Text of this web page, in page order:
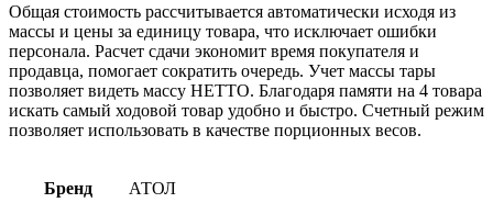
Общая стоимость рассчитывается автоматически исходя из
массы и цены за единицу товара, что исключает ошибки
персонала. Расчет сдачи экономит время покупателя и
продавца, помогает сократить очередь. Учет массы тары
позволяет видеть массу НЕТТО. Благодаря памяти на 4 товара
искать самый ходовой товар удобно и быстро. Счетный режим
позволяет использовать в качестве порционных весов.
Бренд АТОЛ